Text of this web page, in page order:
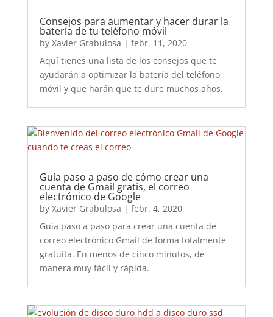
Consejos para aumentar y hacer durar la
batería de tu teléfono móvil
by Xavier Grabulosa | febr. 11, 2020
Aquí tienes una lista de los consejos que te
ayudarán a optimizar la batería del teléfono
móvil y que harán que te dure muchos años.
Guía paso a paso de cómo crear una
cuenta de Gmail gratis, el correo
electrónico de Google
by Xavier Grabulosa | febr. 4, 2020
Guía paso a paso para crear una cuenta de
correo electrónico Gmail de forma totalmente
gratuita. En menos de cinco minutos, de
manera muy fácil y rápida.